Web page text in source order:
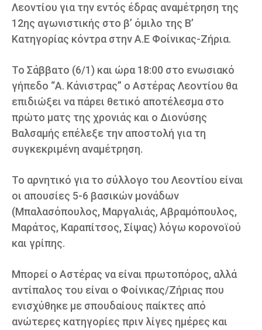
Λεοντίου για την εντός έδρας αναμέτρηση της
12ης αγωνιστικής στο β’ όμιλο της Β’
Κατηγορίας κόντρα στην Α.Ε Φοίνικας-Ζήρια.
Το Σάββατο (6/1) και ώρα 18:00 στο ενωσιακό
γήπεδο “Α. Κάνιστρας” ο Αστέρας Λεοντίου θα
επιδιώξει να πάρει θετικό αποτέλεσμα στο
πρώτο ματς της χρονιάς και ο Διονύσης
Βαλσαμής επέλεξε την αποστολή για τη
συγκεκριμένη αναμέτρηση.
Το αρνητικό για το σύλλογο του Λεοντίου είναι
οι απουσίες 5-6 βασικών μονάδων
(Μπαλασόπουλος, Μαργαλιάς, Αβραμόπουλος,
Μαράτος, Καραπίτσος, Σίψας) λόγω κορονοϊού
και γρίπης.
Μπορεί ο Αστέρας να είναι πρωτοπόρος, αλλά
αντίπαλος του είναι ο Φοίνικας/Ζήριας που
ενισχύθηκε με σπουδαίους παίκτες από
ανώτερες κατηγορίες πριν λίγες ημέρες και